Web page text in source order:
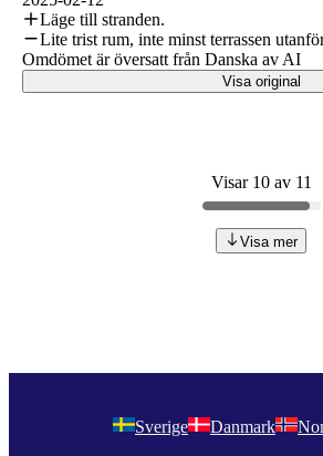
Läge till stranden.
Lite trist rum, inte minst terrassen
Omdömet är översatt från Danska av AI
Visa original
Visar 10 av 11
Visa mer
Sverige Danmark